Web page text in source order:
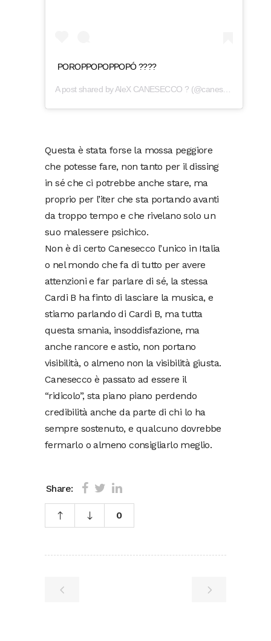
POROPPOPOPPOPÓ ????
A post shared byAleX CANESECCO ? (@caneseccoreal) on
Questa è stata forse la mossa peggiore
che potesse fare, non tanto per il dissing
in sé che ci potrebbe anche stare, ma
proprio per l’iter che sta portando avanti
da troppo tempo e che rivelano solo un
suo malessere psichico.
Non è di certo Canesecco l’unico in Italia
o nel mondo che fa di tutto per avere
attenzioni e far parlare di sé, la stessa
Cardi B ha finto di lasciare la musica, e
stiamo parlando di Cardi B, ma tutta
questa smania, insoddisfazione, ma
anche rancore e astio, non portano
visibilità, o almeno non la visibilità giusta.
Canesecco è passato ad essere il
“ridicolo”, sta piano piano perdendo
credibilità anche da parte di chi lo ha
sempre sostenuto, e qualcuno dovrebbe
fermarlo o almeno consigliarlo meglio.
Share:
0